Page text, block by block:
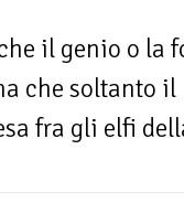
il genio o la
che soltanto
fra gli elfi